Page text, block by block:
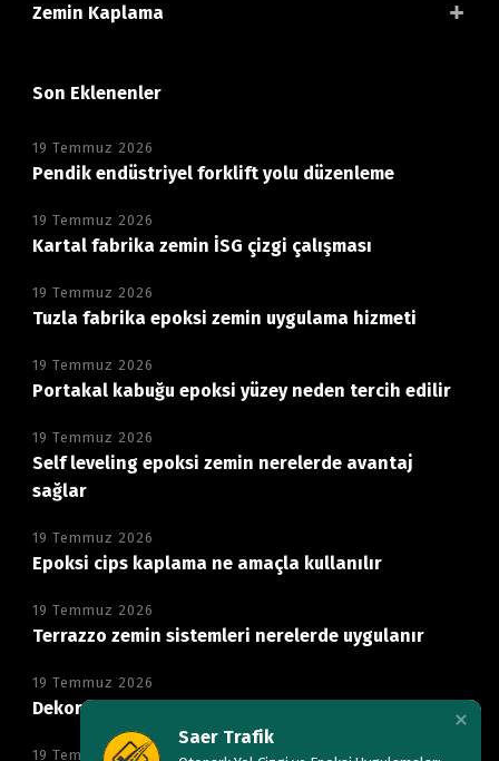
Saer Trafik
Zemin Kaplama
Son Eklenenler
19 Temmuz 2026
Pendik endüstriyel forklift yolu düzenleme
19 Temmuz 2026
Kartal fabrika zemin İSG çizgi çalışması
19 Temmuz 2026
Tuzla fabrika epoksi zemin uygulama hizmeti
19 Temmuz 2026
Portakal kabuğu epoksi yüzey neden tercih edilir
19 Temmuz 2026
Self leveling epoksi zemin nerelerde avantaj
sağlar
19 Temmuz 2026
Epoksi cips kaplama ne amaçla kullanılır
19 Temmuz 2026
Terrazzo zemin sistemleri nerelerde uygulanır
19 Temmuz 2026
Dekoratif mikro beton zemin neden tercih edilir
19 Temmuz 2026